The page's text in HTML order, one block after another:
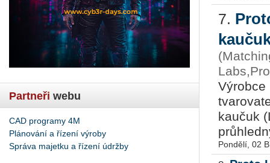
Partneři webu
CAD programy 4M
Plánování a řízení výroby
Správa majetku a řízení údržby
7.
kaučuk
Pondělí, 02